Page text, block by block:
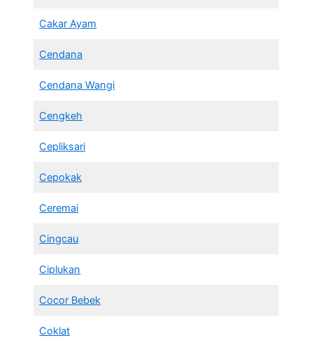
Cakar Ayam
Cendana
Cendana Wangi
Cengkeh
Cepliksari
Cepokak
Ceremai
Cingcau
Ciplukan
Cocor Bebek
Coklat